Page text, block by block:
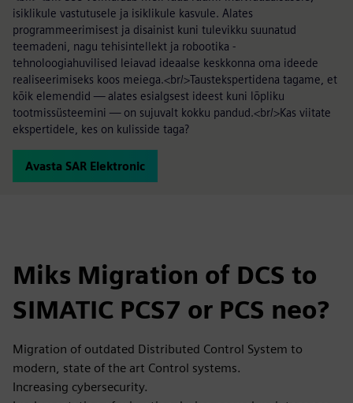
isiklikule vastutusele ja isiklikule kasvule. Alates
programmeerimisest ja disainist kuni tulevikku suunatud
teemadeni, nagu tehisintellekt ja robootika -
tehnoloogiahuvilised leiavad ideaalse keskkonna oma ideede
realiseerimiseks koos meiega.<br/>Taustekspertidena tagame, et
kõik elemendid — alates esialgsest ideest kuni lõpliku
tootmissüsteemini — on sujuvalt kokku pandud.<br/>Kas viitate
ekspertidele, kes on kulisside taga?
Avasta SAR Elektronic
Miks Migration of DCS to
SIMATIC PCS7 or PCS neo?
Migration of outdated Distributed Control System to
modern, state of the art Control systems.
Increasing cybersecurity.